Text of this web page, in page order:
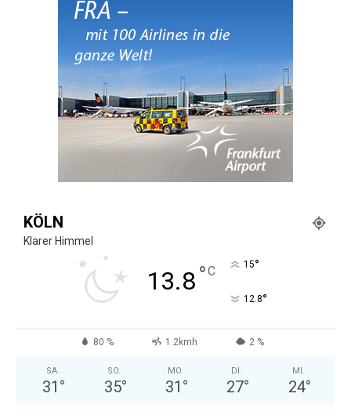
KÖLN
Klarer Himmel
13.8°C 15°
12.8°
80 % 1.2kmh 2 %
SA.
31 °
SO.
35°
MO.
31 °
DI.
27°
MI.
24°